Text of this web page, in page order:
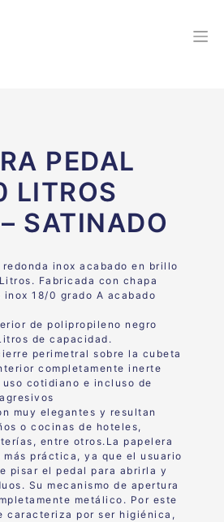
PEDAL
LITROS
SATINADO
inox acabado en brillo
Fabricada con chapa
inox 18/0 grado A acabado
de polipropileno negro
de capacidad.
perimetral sobre la cubeta
completamente inerte
cotidiano e incluso de
muy elegantes y resultan
o cocinas de hoteles,
entre otros.La papelera
práctica, ya que el usuario
pisar el pedal para abrirla y
Su mecanismo de apertura
metálico. Por este
caracteriza por ser higiénica,